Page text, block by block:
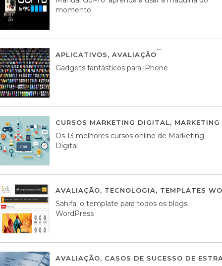
momento
APLICATIVOS, AVALIAÇÃO
Gadgets fantásticos para iPhone
CURSOS MARKETING DIGITAL,
Os 13 melhores cursos online de Marketing
Digital
AVALIAÇÃO, TECNOLOGIA, TEMPLATES
Sahifa: o template para todos os blogs
WordPress
AVALIAÇÃO, CASOS DE SUCESSO DE